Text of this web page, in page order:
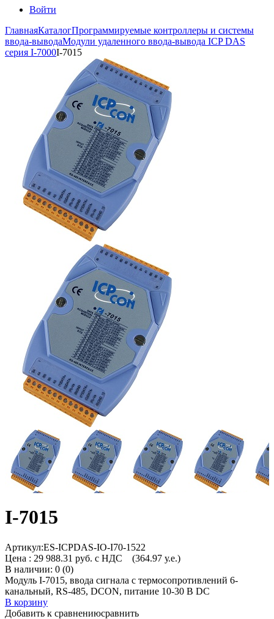
Войти
ГлавнаяКаталогПрограммируемые контроллеры и системы
ввода-выводаМодули удаленного ввода-вывода ICP DAS
серия I-7000I-7015
I-7015
Артикул:ES-ICPDAS-IO-I70-1522
Цена : 29 988.31 руб. с НДС (364.97 у.е.)
В наличии: 0 (0)
Модуль I-7015, ввода сигнала с термосопротивлений 6-
канальный, RS-485, DCON, питание 10-30 В DC
В корзину
Добавить к сравнениюсравнить